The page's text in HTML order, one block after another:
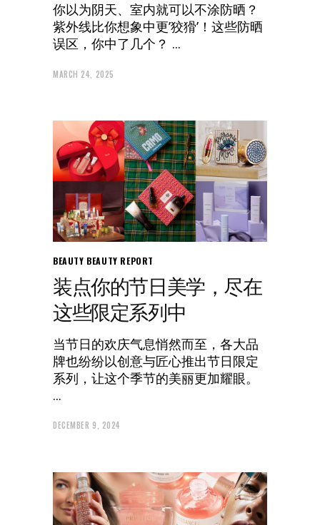
你以为阴天、室内就可以不涂防晒？
紫外线比你想象中更’狡猾’！这些防晒
误区，你中了几个？
MARCH 24, 2025
BEAUTY BEAUTY REPORT
装点你的节日美学，尽在
这些限定系列中
当节日的欢庆气息悄然而至，各大品
牌也纷纷以创意与匠心推出节日限定
系列，让这个季节的美丽更加耀眼。
DECEMBER 9, 2024